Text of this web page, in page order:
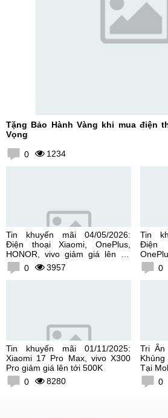
Tặng Bảo Hành Vàng khi mua điện
Vọng
0 1234
Tin khuyến mãi 04/05/2026:
Điện thoại Xiaomi, OnePlus,
HONOR, vivo giảm giá lên tới
300K0 3957
Tin
Điện
0
Tin khuyến mãi 01/11/2025:
Xiaomi 17 Pro Max, vivo X300
Pro giảm giá lên tới 500K
0
8280
Tri
Tại
0